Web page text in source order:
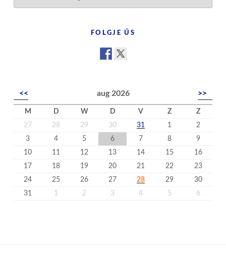
yn
FOLGJE ÚS
<< aug 2026 >>
M D W D V Z
Z
27
28 29 30 31 1
2
3
4 5 6 7 8
9
10
11 12 13 14 15
16
17
18 19 20 21 22
23
24
25 26 27 28 29
30
31
1 2 3 4 5 6